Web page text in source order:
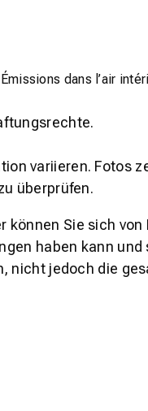
dans l’air
variieren. Fotos
überprüfen.
Sie sich
haben kann
jedoch die